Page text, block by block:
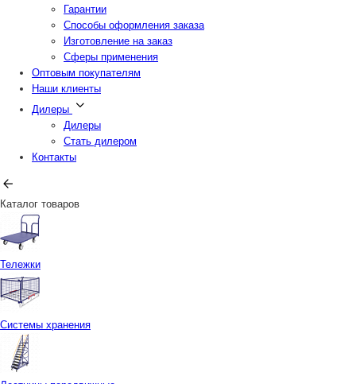
Гарантии
Способы оформления заказа
Изготовление на заказ
Сферы применения
Оптовым покупателям
Наши клиенты
Дилеры
Дилеры
Стать дилером
Контакты
Каталог товаров
Тележки
Системы хранения